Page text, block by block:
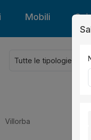
Mobili
Villorba